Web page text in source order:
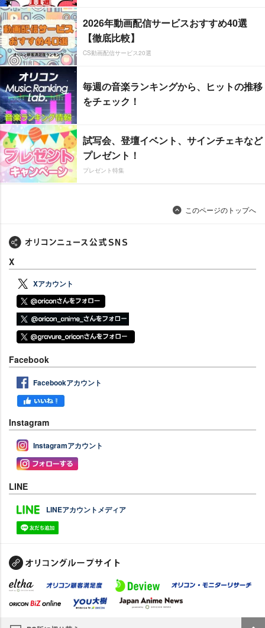
2026年動画配信サービスおすすめ40選
【徹底比較】
CS動画配信サービス20選
毎週の音楽ランキングから、ヒットの推移
をチェック！
試写会、登壇イベント、サインチェキなど
プレゼント！
プレゼント特集
このページのトップへ
X
Xアカウント
Facebook
Facebookアカウント
Instagram
Instagramアカウント
LINE
LINEアカウントメディア